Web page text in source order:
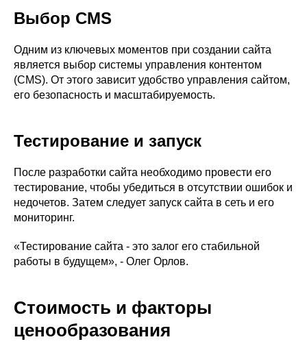
Выбор CMS
Одним из ключевых моментов при создании сайта
является выбор системы управления контентом
(CMS). От этого зависит удобство управления сайтом,
его безопасность и масштабируемость.
Тестирование и запуск
После разработки сайта необходимо провести его
тестирование, чтобы убедиться в отсутствии ошибок и
недочетов. Затем следует запуск сайта в сеть и его
мониторинг.
«Тестирование сайта - это залог его стабильной
работы в будущем», - Олег Орлов.
Стоимость и факторы
ценообразования